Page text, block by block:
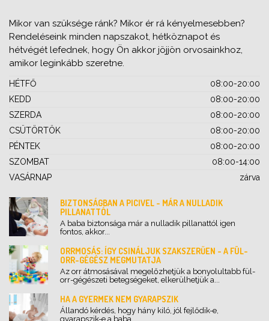
Mikor van szüksége ránk? Mikor ér rá kényelmesebben?
Rendeléseink minden napszakot, hétköznapot és
hétvégét lefednek, hogy Ön akkor jöjjön orvosainkhoz,
amikor leginkább szeretne.
HÉTFŐ
08:00-20:00
KEDD
08:00-20:00
SZERDA
08:00-20:00
CSÜTÖRTÖK
08:00-20:00
PÉNTEK
08:00-20:00
SZOMBAT
08:00-14:00
VASÁRNAP
zárva
BIZTONSÁGBAN A PICIVEL - MÁR A NULLADIK
PILLANATTÓL
A baba biztonsága már a nulladik pillanattól igen
fontos, akkor...
ORRMOSÁS: ÍGY CSINÁLJUK SZAKSZERŰEN - A FÜL-
ORR-GÉGÉSZ MEGMUTATJA
Az orr átmosásával megelőzhetjük a bonyolultabb fül-
orr-gégészeti betegségeket, elkerülhetjük a...
HA A GYERMEK NEM GYARAPSZIK
Állandó kérdés, hogy hány kiló, jól fejlődik-e,
gyarapszik-e a baba....